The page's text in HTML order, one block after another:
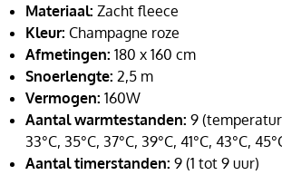
Materiaal: Zacht fleece
Kleur: Champagne roze
Afmetingen: 180 x 160 cm
Snoerlengte: 2,5 m
Vermogen: 160W
Aantal warmtestanden: 9
33°C, 35°C, 37°C, 39°C, 41°C, 43°C,
Aantal timerstanden: 9 (1 tot 9 uur)